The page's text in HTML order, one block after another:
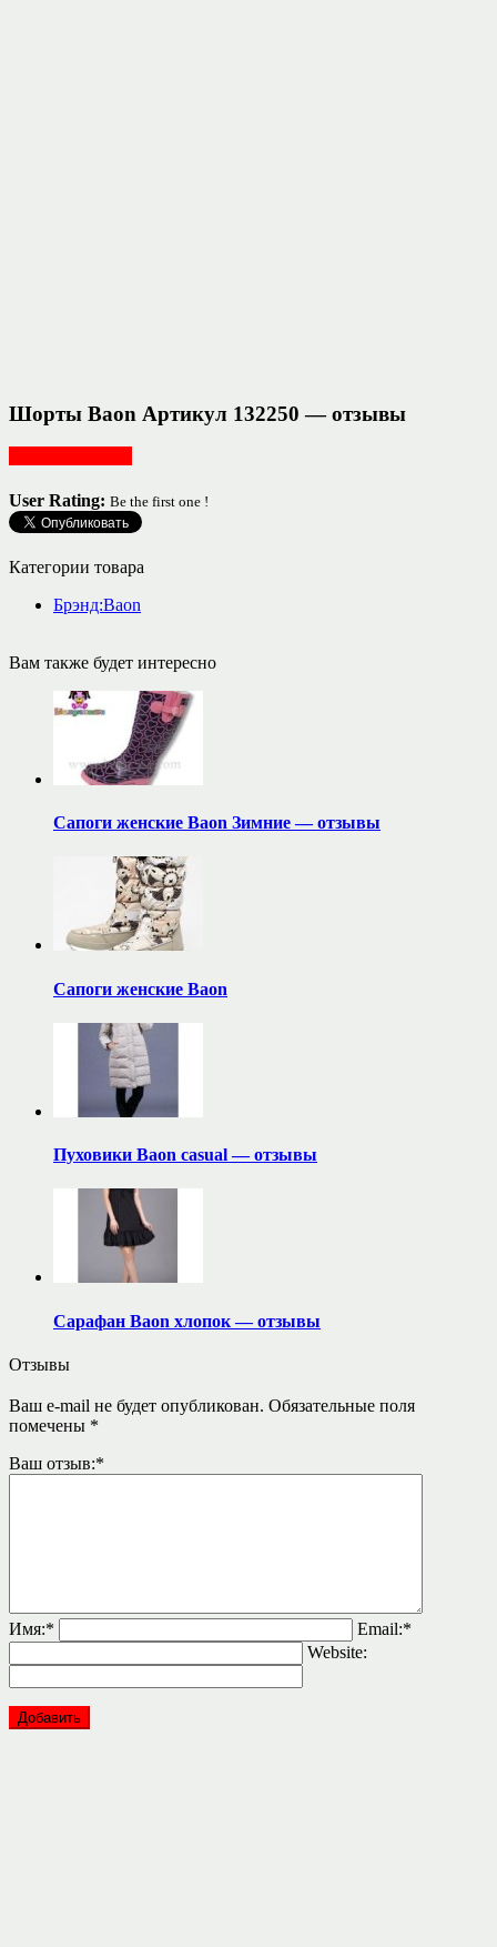
Шорты Baon Артикул 132250 — отзывы
User Rating: Be the first one !
Категории товара
Брэнд:Baon
Вам также будет интересно
Сапоги женские Baon Зимние — отзывы
Сапоги женские Baon
Пуховики Baon casual — отзывы
Сарафан Baon хлопок — отзывы
Отзывы
Ваш e-mail не будет опубликован. Обязательные поля
помечены *
Ваш отзыв:*
Имя:* Email:*
Website: